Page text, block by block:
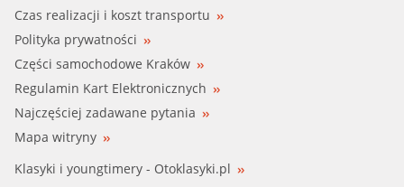
Czas realizacji i koszt transportu
Polityka prywatności
Części samochodowe Kraków
Regulamin Kart Elektronicznych
Najczęściej zadawane pytania
Mapa witryny
Klasyki i youngtimery - Otoklasyki.pl